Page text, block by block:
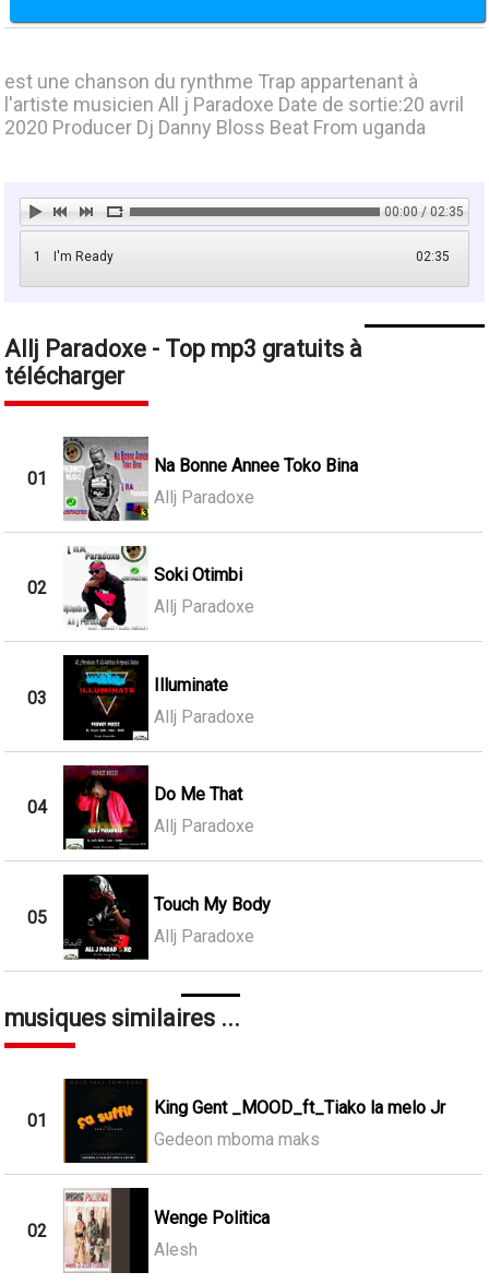
est une chanson du rynthme Trap appartenant à
l'artiste musicien All j Paradoxe Date de sortie:20 avril
2020 Producer Dj Danny Bloss Beat From uganda
00:00 / 02:35
1 02:35
I'm Ready
Allj Paradoxe - Top mp3 gratuits à
télécharger
01
Na Bonne Annee Toko Bina
Allj Paradoxe
02
Soki Otimbi
Allj Paradoxe
03
Illuminate
Allj Paradoxe
04
Do Me That
Allj Paradoxe
05
Touch My Body
Allj Paradoxe
musiques similaires ...
01
King Gent _MOOD_ft_Tiako la melo Jr
Gedeon mboma maks
02
Wenge Politica
Alesh